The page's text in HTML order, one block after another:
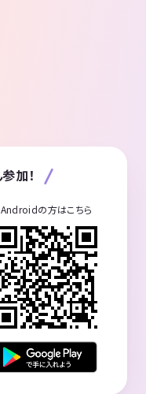
加！
Androidの方はこちら